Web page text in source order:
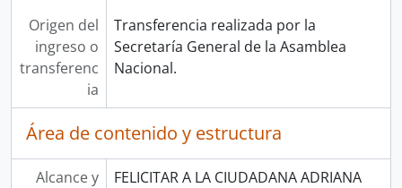
Origen del
ingreso o
transferenc
ia
Transferencia realizada por la
Secretaría General de la Asamblea
Nacional.
Área de contenido y estructura
Alcance y
FELICITAR A LA CIUDADANA ADRIANA